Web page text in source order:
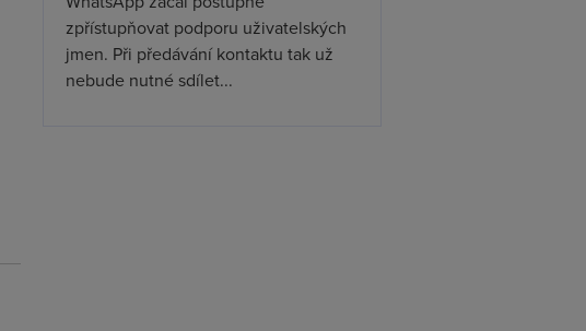
zpřístupňovat podporu uživatelských
jmen. Při předávání kontaktu tak už
nebude nutné sdílet...